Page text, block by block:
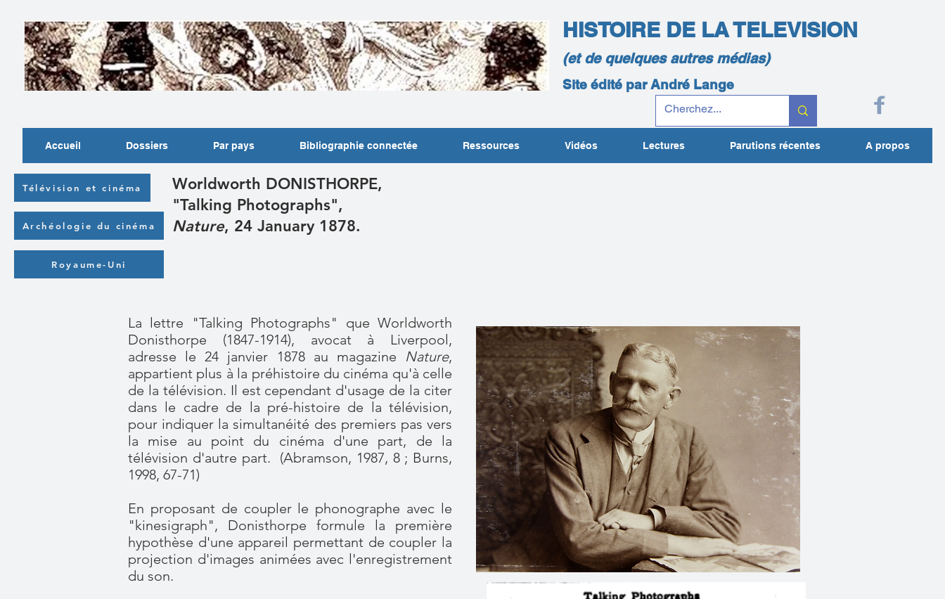
HISTOIRE DE LA TELEVISION
(et de quelques autres médias)
Site édité par André Lange
Accueil Dossiers Par pays Bibliographie connectée Ressources Vidéos Lectures Parutions récentes A propos
Télévision et cinéma
Archéologie du cinéma
Worldworth DONISTHORPE,
"Talking Photographs",
Nature, 24 January 1878.
Royaume-Uni
La lettre "Talking Photographs" que Worldworth
Donisthorpe (1847-1914), avocat à Liverpool,
adresse le 24 janvier 1878 au magazine Nature,
appartient plus à la préhistoire du cinéma qu'à celle
de la télévision. Il est cependant d'usage de la citer
dans le cadre de la pré-histoire de la télévision,
pour indiquer la simultanéité des premiers pas vers
la mise au point du cinéma d'une part, de la
télévision d'autre part. (Abramson, 1987, 8 ; Burns,
1998, 67-71)
En proposant de coupler le phonographe avec le
"kinesigraph", Donisthorpe formule la première
hypothèse d'une appareil permettant de coupler la
projection d'images animées avec l'enregistrement
du son.